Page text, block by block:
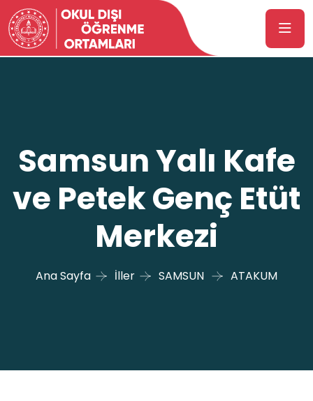
Samsun Yalı Kafe
ve Petek Genç Etüt
Merkezi
Ana Sayfa İller SAMSUN ATAKUM